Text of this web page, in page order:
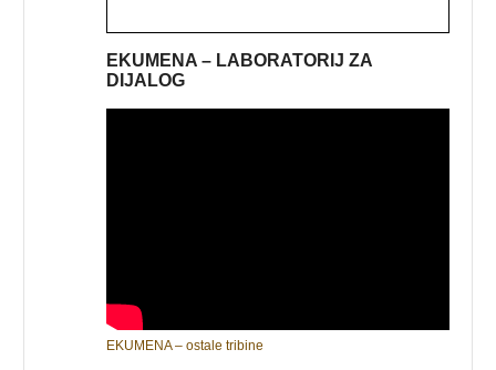
EKUMENA – LABORATORIJ ZA
DIJALOG
EKUMENA – ostale tribine